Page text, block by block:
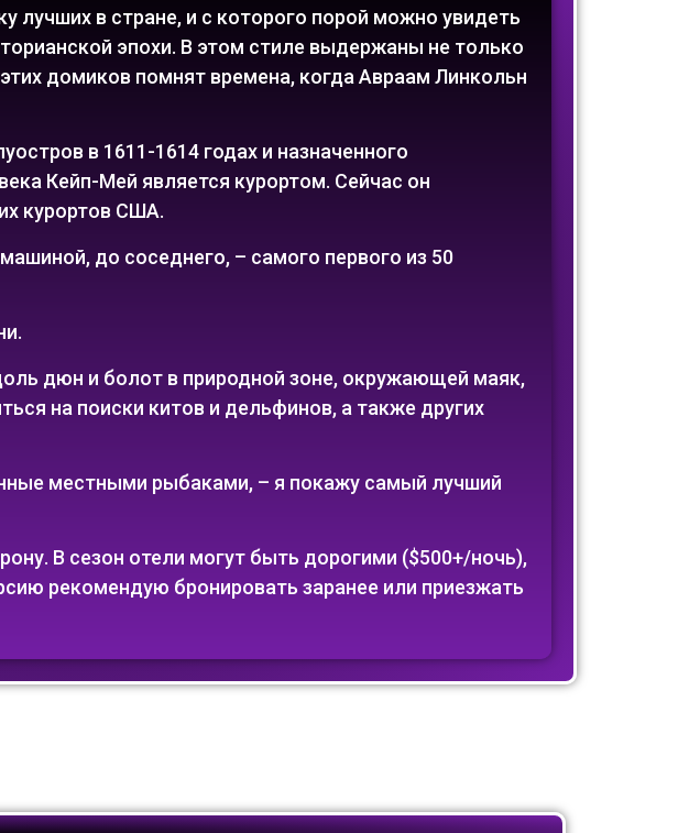
лучших в стране, и с которого порой можно увидеть
эпохи. В этом стиле выдержаны не только
домиков помнят времена, когда Авраам Линкольн
в 1611-1614 годах и назначенного
Кейп-Мей является курортом. Сейчас он
курортов США.
до соседнего, – самого первого из 50
дюн и болот в природной зоне, окружающей маяк,
на поиски китов и дельфинов, а также других
местными рыбаками, – я покажу самый лучший
В сезон отели могут быть дорогими ($500+/ночь),
рекомендую бронировать заранее или приезжать